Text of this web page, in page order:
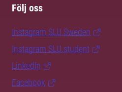
Följ oss
Instagram SLU.Sweden
Instagram SLU.student
LinkedIn
Facebook